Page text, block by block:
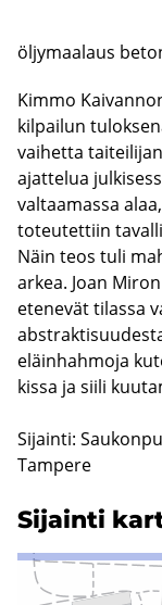
öljymaalaus
Kimmo
kilpailun
vaihetta
ajattelua
valtaamassa
toteutettiin
Näin teos tuli
arkea. Joan
etenevät tilassa
eläinhahmoja
kissa ja siili
Sijainti:
Tampere
Si­jain­ti